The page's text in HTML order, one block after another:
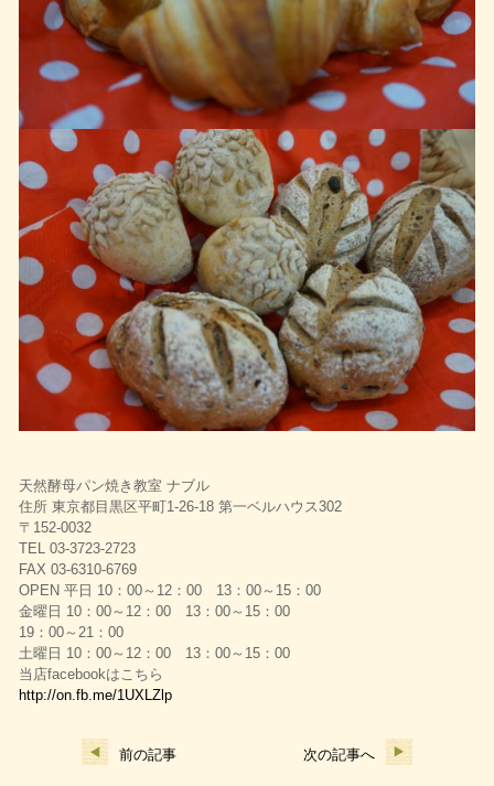
天然酵母パン焼き教室 ナブル
住所 東京都目黒区平町1-26-18 第一ベルハウス302
〒152-0032
TEL 03-3723-2723
FAX 03-6310-6769
OPEN 平日 10：00～12：00 13：00～15：00
金曜日 10：00～12：00 13：00～15：00
19：00～21：00
土曜日 10：00～12：00 13：00～15：00
当店facebookはこちら
http://on.fb.me/1UXLZlp
前の記事 次の記事へ